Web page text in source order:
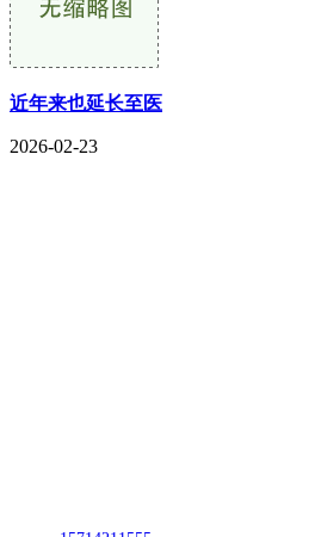
近年来也延长至医
2026-02-23